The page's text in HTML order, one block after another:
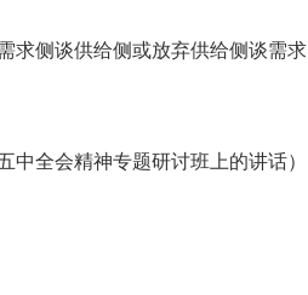
侧谈供给侧或放弃供给侧谈需求
中全会精神专题研讨班上的讲话）